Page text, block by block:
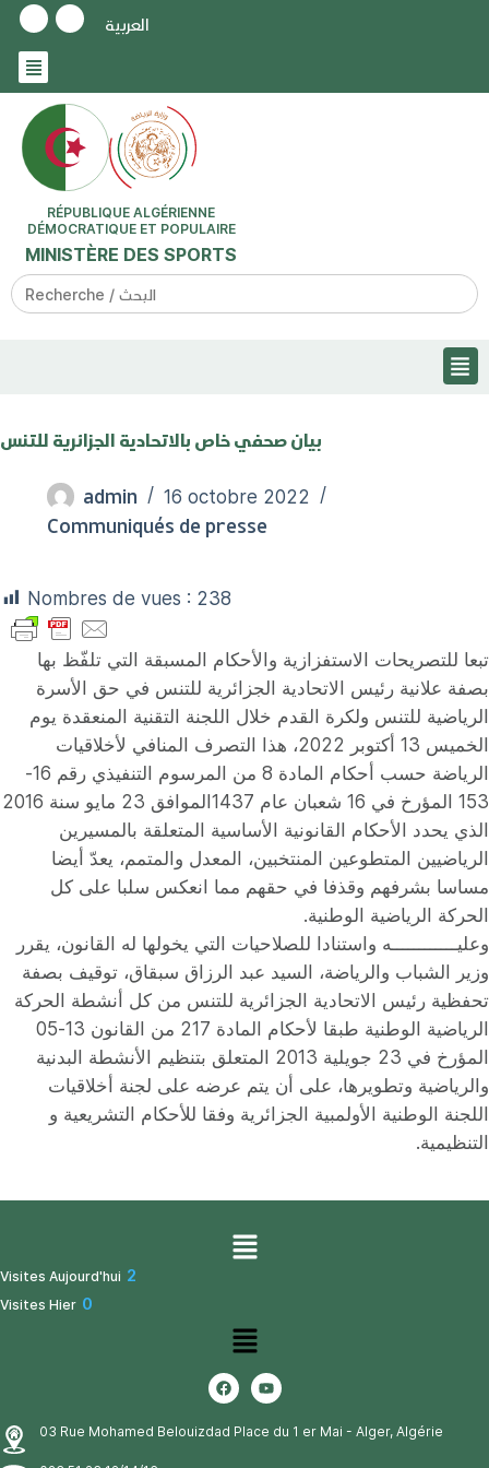
العربية
RÉPUBLIQUE ALGÉRIENNE
DÉMOCRATIQUE ET POPULAIRE
MINISTÈRE DES SPORTS
Search
for:
admin 16 octobre 2022
Communiqués de presse
Nombres de vues : 238
تبعا للتصريحات الاستفزازية والأحكام المسبقة التي تلفّظ بها
بصفة علانية رئيس الاتحادية الجزائرية للتنس في حق الأسرة
الرياضية للتنس ولكرة القدم خلال اللجنة التقنية المنعقدة يوم
الخميس 13 أكتوبر 2022، هذا التصرف المنافي لأخلاقيات
الرياضة حسب أحكام المادة 8 من المرسوم التنفيذي رقم 16-
153 المؤرخ في 16 شعبان عام 1437الموافق 23 مايو سنة 2016
الذي يحدد الأحكام القانونية الأساسية المتعلقة بالمسيرين
الرياضيين المتطوعين المنتخبين، المعدل والمتمم، يعدّ أيضا
مساسا بشرفهم وقذفا في حقهم مما انعكس سلبا على كل
الحركة الرياضية الوطنية.
وعليــــــــــــه واستنادا للصلاحيات التي يخولها له القانون، يقرر
وزير الشباب والرياضة، السيد عبد الرزاق سبقاق، توقيف بصفة
تحفظية رئيس الاتحادية الجزائرية للتنس من كل أنشطة الحركة
الرياضية الوطنية طبقا لأحكام المادة 217 من القانون 13-05
المؤرخ في 23 جويلية 2013 المتعلق بتنظيم الأنشطة البدنية
والرياضية وتطويرها، على أن يتم عرضه على لجنة أخلاقيات
اللجنة الوطنية الأولمبية الجزائرية وفقا للأحكام التشريعية و
التنظيمية.
03 Rue Mohamed Belouizdad Place du 1 er Mai - Alger, Algérie
Visites Aujourd'hui 2
Visites Hier 0